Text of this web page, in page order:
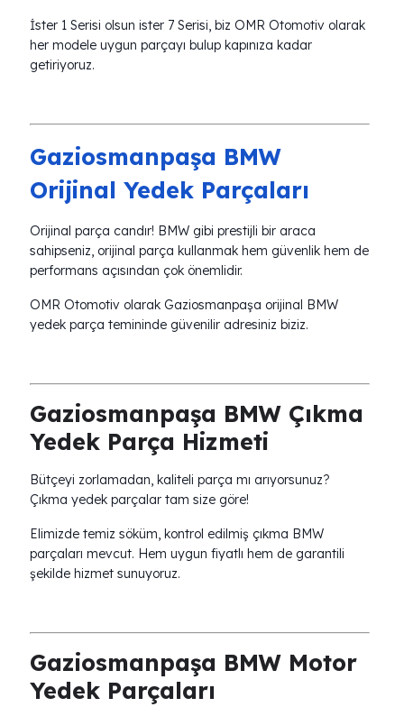
İster 1 Serisi olsun ister 7 Serisi, biz OMR Otomotiv olarak
her modele uygun parçayı bulup kapınıza kadar
getiriyoruz.
Gaziosmanpaşa BMW
Orijinal Yedek Parçaları
Orijinal parça candır! BMW gibi prestijli bir araca
sahipseniz, orijinal parça kullanmak hem güvenlik hem de
performans açısından çok önemlidir.
OMR Otomotiv olarak Gaziosmanpaşa orijinal BMW
yedek parça temininde güvenilir adresiniz biziz.
Gaziosmanpaşa BMW Çıkma
Yedek Parça Hizmeti
Bütçeyi zorlamadan, kaliteli parça mı arıyorsunuz?
Çıkma yedek parçalar tam size göre!
Elimizde temiz söküm, kontrol edilmiş çıkma BMW
parçaları mevcut. Hem uygun fiyatlı hem de garantili
şekilde hizmet sunuyoruz.
Gaziosmanpaşa BMW Motor
Yedek Parçaları